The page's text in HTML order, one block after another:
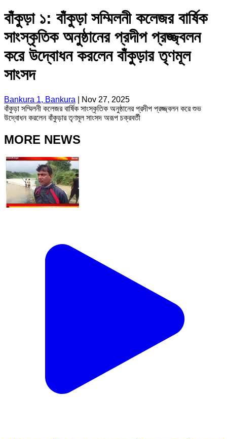
বাঁকুড়া ১: বাঁকুড়া সম্মিলনী কলেজর বার্ষিক
সাংস্কৃতিক অনুষ্ঠানের প্রদীপ প্রজ্জ্বলন
করে উদ্বোধন করলেন বাঁকুড়ার তৃণমূল
সাংসদ
Bankura 1, Bankura
Nov 27, 2025
বাঁকুড়া সম্মিলনী কলেজর বার্ষিক সাংস্কৃতিক অনুষ্ঠানের প্রদীপ প্রজ্জ্বলন করে শুভ
উদ্বোধন করলেন বাঁকুড়ার তৃণমূল সাংসদ অরূপ চক্রবর্তী
MORE NEWS